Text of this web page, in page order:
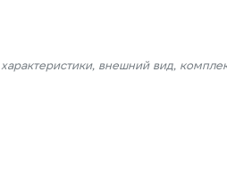
внешний вид,